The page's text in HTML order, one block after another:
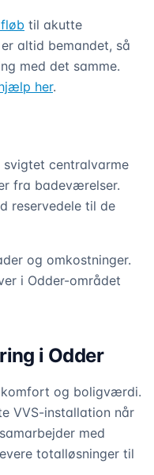
til akutte
altid bemandet, så
med det samme.
her.
centralvarme
fra badeværelser.
reservedele til de
og omkostninger.
i Odder-området
i Odder
og boligværdi.
VVS-installation når
med
totalløsninger til